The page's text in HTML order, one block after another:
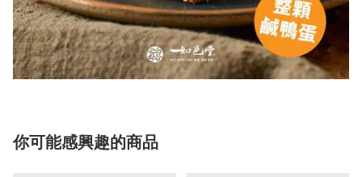
你可能感興趣的商品